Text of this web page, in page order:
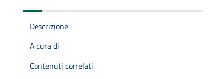
Descrizione
A cura di
Contenuti correlati